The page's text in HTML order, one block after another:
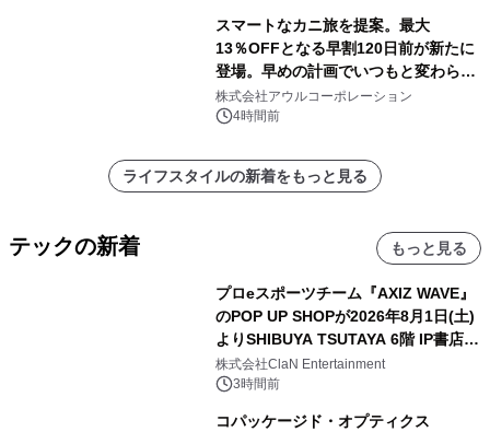
スマートなカニ旅を提案。最大
13％OFFとなる早割120日前が新たに
登場。早めの計画でいつもと変わらぬ
大人の冬旅を。ー夕日ヶ浦温泉「佳松
苑 別邸ふうか」ー
株式会社アウルコーポレーション
4時間前
ライフスタイルの新着をもっと見る
テックの新着 もっと見る
プロeスポーツチーム『AXIZ WAVE』
のPOP UP SHOPが2026年8月1日(土)
よりSHIBUYA TSUTAYA 6階 IP書店で
開催決定！！
株式会社ClaN Entertainment
3時間前
コパッケージド・オプティクス